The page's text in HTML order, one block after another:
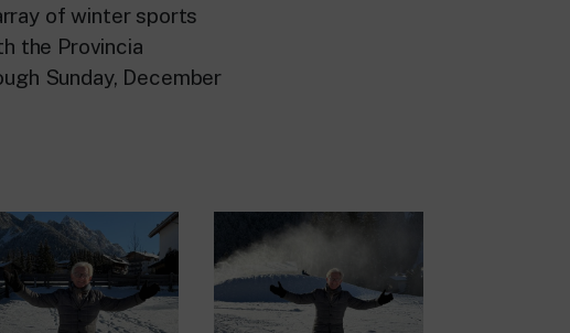
of winter sports
the Provincia
Sunday, December